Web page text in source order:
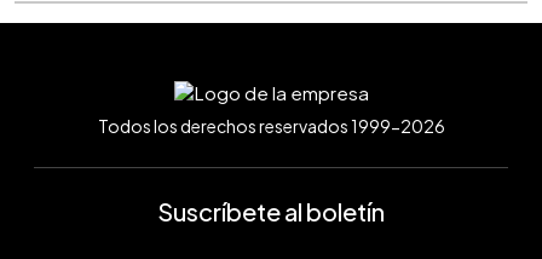
Todos los derechos reservados 1999-2026
Suscríbete al boletín